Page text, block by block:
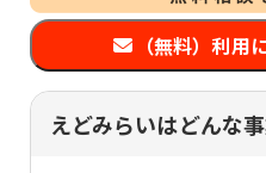
（無料）利用
えどみらいはどんな